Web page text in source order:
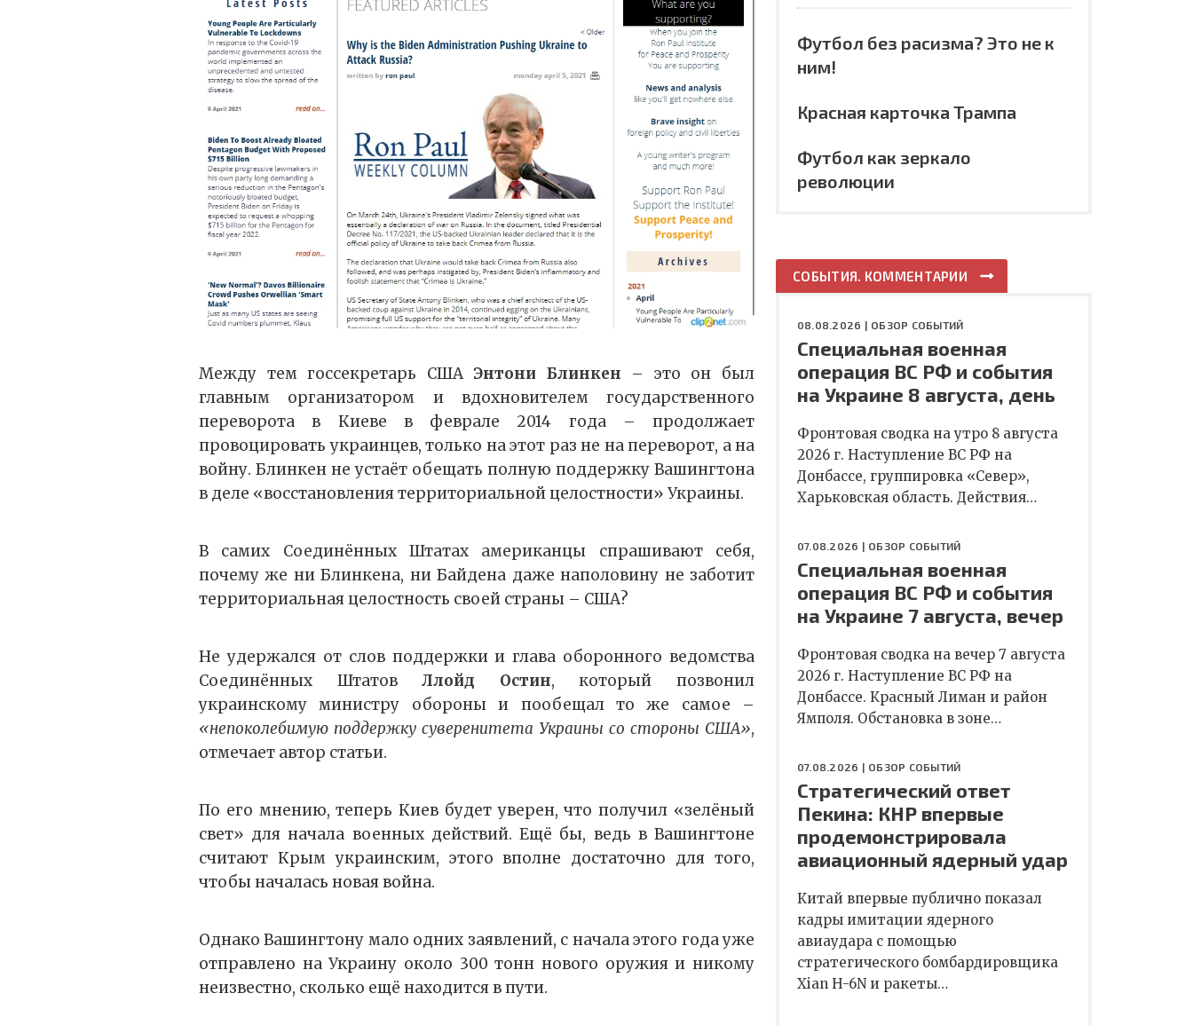
Между тем госсекретарь США Энтони Блинкен – это он был
главным организатором и вдохновителем государственного
переворота в Киеве в феврале 2014 года – продолжает
провоцировать украинцев, только на этот раз не на переворот, а на
войну. Блинкен не устаёт обещать полную поддержку Вашингтона
в деле «восстановления территориальной целостности» Украины.
В самих Соединённых Штатах американцы спрашивают себя,
почему же ни Блинкена, ни Байдена даже наполовину не заботит
территориальная целостность своей страны – США?
Не удержался от слов поддержки и глава оборонного ведомства
Соединённых ШтатовЛлойд Остин, который позвонил
украинскому министру обороны и пообещал то же самое –
«непоколебимую поддержку суверенитета Украины со стороны США»,
отмечает автор статьи.
По его мнению, теперь Киев будет уверен, что получил «зелёный
свет» для начала военных действий. Ещё бы, ведь в Вашингтоне
считают Крым украинским, этого вполне достаточно для того,
чтобы началась новая война.
Однако Вашингтону мало одних заявлений, с начала этого года уже
отправлено на Украину около 300 тонн нового оружия и никому
неизвестно, сколько ещё находится в пути.
Футбол без расизма? Это не к
ним!
Красная карточка Трампа
Футбол как зеркало
революции
СОБЫТИЯ. КОММЕНТАРИИ
08.08.2026 | ОБЗОР СОБЫТИЙ
Специальная военная
операция ВС РФ и события
на Украине 8 августа, день
Фронтовая сводка на утро 8 августа
2026 г. Наступление ВС РФ на
Донбассе, группировка «Север»,
Харьковская область. Действия…
07.08.2026 | ОБЗОР СОБЫТИЙ
Специальная военная
операция ВС РФ и события
на Украине 7 августа, вечер
Фронтовая сводка на вечер 7 августа
2026 г. Наступление ВС РФ на
Донбассе. Красный Лиман и район
Ямполя. Обстановка в зоне…
07.08.2026 | ОБЗОР СОБЫТИЙ
Стратегический ответ
Пекина: КНР впервые
продемонстрировала
авиационный ядерный удар
Китай впервые публично показал
кадры имитации ядерного
авиаудара с помощью
стратегического бомбардировщика
Xian H-6N и ракеты…